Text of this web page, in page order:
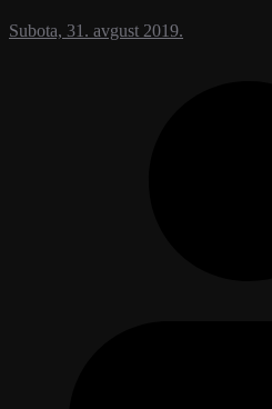
Subota, 31. avgust 2019.